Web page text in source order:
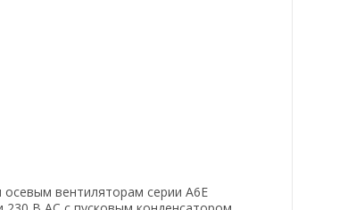
вентиляторам серии A6E